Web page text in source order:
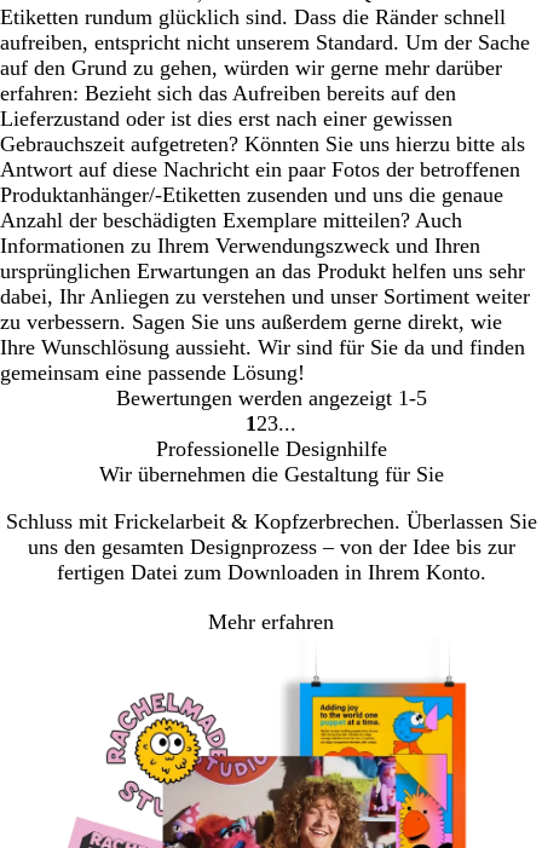
Etiketten rundum glücklich sind. Dass die Ränder schnell
aufreiben, entspricht nicht unserem Standard. Um der Sache
auf den Grund zu gehen, würden wir gerne mehr darüber
erfahren: Bezieht sich das Aufreiben bereits auf den
Lieferzustand oder ist dies erst nach einer gewissen
Gebrauchszeit aufgetreten? Könnten Sie uns hierzu bitte als
Antwort auf diese Nachricht ein paar Fotos der betroffenen
Produktanhänger/-Etiketten zusenden und uns die genaue
Anzahl der beschädigten Exemplare mitteilen? Auch
Informationen zu Ihrem Verwendungszweck und Ihren
ursprünglichen Erwartungen an das Produkt helfen uns sehr
dabei, Ihr Anliegen zu verstehen und unser Sortiment weiter
zu verbessern. Sagen Sie uns außerdem gerne direkt, wie
Ihre Wunschlösung aussieht. Wir sind für Sie da und finden
gemeinsam eine passende Lösung!
Bewertungen werden angezeigt 1-5
Gehe
zu
Seite
1 Gehe
zu
Seite
2 Gehe
zu
Seite
3
Professionelle Designhilfe
Wir übernehmen die Gestaltung für Sie
Schluss mit Frickelarbeit & Kopfzerbrechen. Überlassen Sie
uns den gesamten Designprozess – von der Idee bis zur
fertigen Datei zum Downloaden in Ihrem Konto.
Mehr erfahren